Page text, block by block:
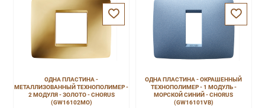
ОДНА ПЛАСТИНА -
МЕТАЛЛИЗОВАННЫЙ ТЕХНОПОЛИМЕР -
2 МОДУЛЯ - ЗОЛОТО - CHORUS
(GW16102MO)
ОДНА ПЛАСТИНА - ОКРАШЕННЫЙ
ТЕХНОПОЛИМЕР - 1 МОДУЛЬ -
МОРСКОЙ СИНИЙ - CHORUS
(GW16101VB)